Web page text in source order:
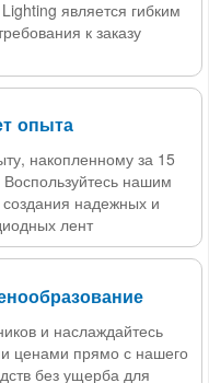
является гибким
к заказу
опыта
накопленному за 15
нашим
надежных и
лент
и наслаждайтесь
ценами прямо с нашего
без ущерба для